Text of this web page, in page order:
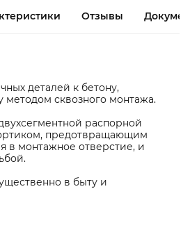
Отзывы
деталей к бетону,
методом сквозного монтажа.
распорной
предотвращающим
в монтажное отверстие, и
в быту и